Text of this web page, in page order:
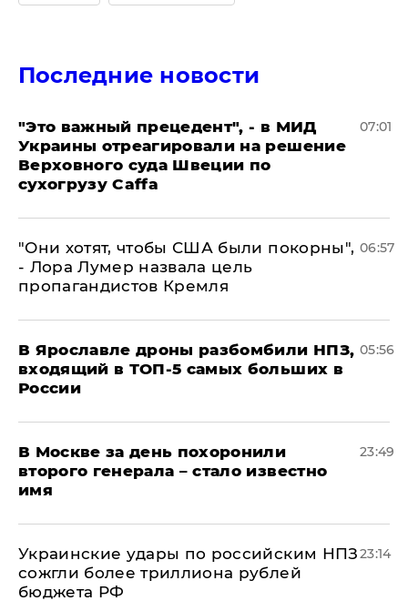
Последние новости
"Это важный прецедент", - в МИД
Украины отреагировали на решение
Верховного суда Швеции по
сухогрузу Caffa
07:01
"Они хотят, чтобы США были покорны",
- Лора Лумер назвала цель
пропагандистов Кремля
06:57
В Ярославле дроны разбомбили НПЗ,
входящий в ТОП-5 самых больших в
России
05:56
В Москве за день похоронили
второго генерала – стало известно
имя
23:49
Украинские удары по российским НПЗ
сожгли более триллиона рублей
бюджета РФ
23:14